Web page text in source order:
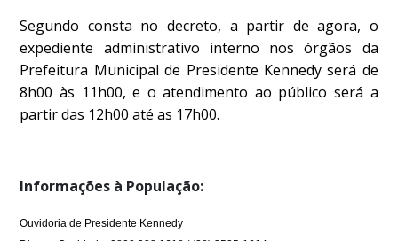
Segundo consta no decreto, a partir de agora, o
expediente administrativo interno nos órgãos da
Prefeitura Municipal de Presidente Kennedy será de
8h00 às 11h00, e o atendimento ao público será a
partir das 12h00 até as 17h00.
Informações à População:
Ouvidoria de Presidente Kennedy